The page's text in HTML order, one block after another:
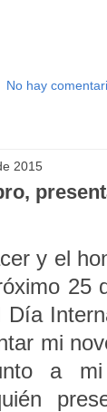
No hay
2015
y el
25
Día
mi
a